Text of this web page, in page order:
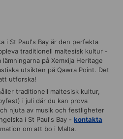
i St Paul's Bay är den perfekta
traditionell maltesisk kultur -
på Xemxija Heritage
utsikten på Qawra Point. Det
utforska!
traditionell maltesisk kultur,
i juli där du kan prova
njuta av musik och festligheter
i St Paul's Bay - kontakta
om att bo i Malta.